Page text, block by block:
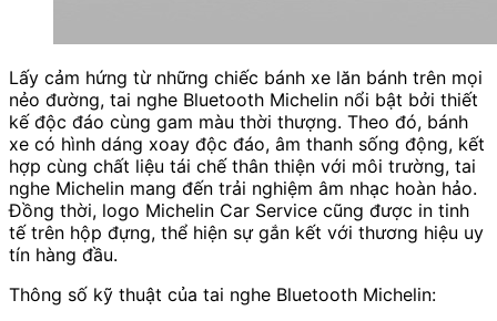
Lấy cảm hứng từ những chiếc bánh xe lăn bánh trên mọi
nẻo đường, tai nghe Bluetooth Michelin nổi bật bởi thiết
kế độc đáo cùng gam màu thời thượng. Theo đó, bánh
xe có hình dáng xoay độc đáo, âm thanh sống động, kết
hợp cùng chất liệu tái chế thân thiện với môi trường, tai
nghe Michelin mang đến trải nghiệm âm nhạc hoàn hảo.
Đồng thời, logo Michelin Car Service cũng được in tinh
tế trên hộp đựng, thể hiện sự gắn kết với thương hiệu uy
tín hàng đầu.
Thông số kỹ thuật của tai nghe Bluetooth Michelin: